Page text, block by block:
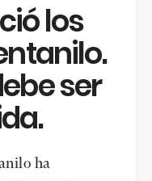
los
ser
ha